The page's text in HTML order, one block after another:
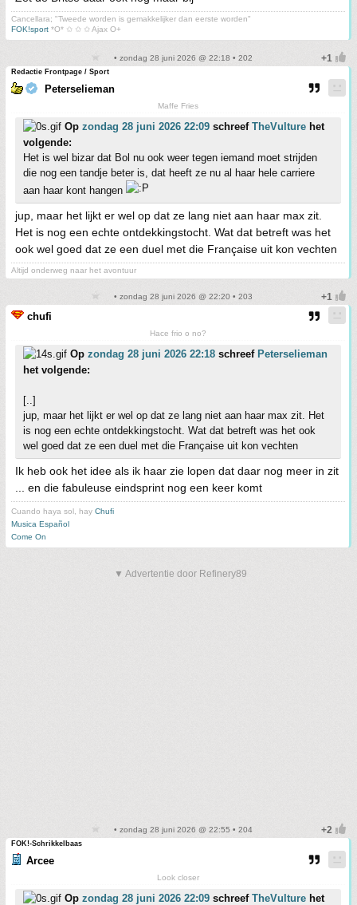
Cancellara; "Tweede worden is gemakkelijker dan eerste worden"
FOK!sport *O* ✩ ✩ ✩ Ajax O+
• zondag 28 juni 2026 @ 22:18 • 202
Redactie Frontpage / Sport
Peterselieman
Maffe Fries
Op zondag 28 juni 2026 22:09 schreef TheVulture het
volgende:
Het is wel bizar dat Bol nu ook weer tegen iemand moet strijden
die nog een tandje beter is, dat heeft ze nu al haar hele carriere
aan haar kont hangen
jup, maar het lijkt er wel op dat ze lang niet aan haar max zit.
Het is nog een echte ontdekkingstocht. Wat dat betreft was het
ook wel goed dat ze een duel met die Française uit kon vechten
Altijd onderweg naar het avontuur
• zondag 28 juni 2026 @ 22:20 • 203
chufi
Hace frio o no?
Op zondag 28 juni 2026 22:18 schreef Peterselieman
het volgende:
[..]
jup, maar het lijkt er wel op dat ze lang niet aan haar max zit. Het
is nog een echte ontdekkingstocht. Wat dat betreft was het ook
wel goed dat ze een duel met die Française uit kon vechten
Ik heb ook het idee als ik haar zie lopen dat daar nog meer in zit
... en die fabuleuse eindsprint nog een keer komt
Cuando haya sol, hay Chufi
Musica Español
Come On
▼ Advertentie door Refinery89
• zondag 28 juni 2026 @ 22:55 • 204
FOK!-Schrikkelbaas
Arcee
Look closer
Op zondag 28 juni 2026 22:09 schreef TheVulture het